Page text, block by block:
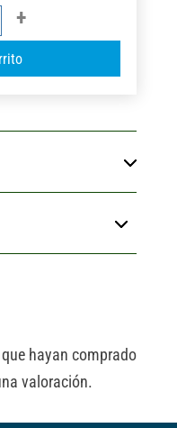
n
a
i
v
hayan comprado
valoración.